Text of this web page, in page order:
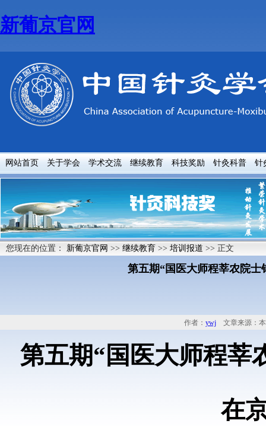
新葡京官网
网站首页 关于学会 学术交流 继续教育 科技奖励 针灸科普 针
您现在的位置： 新葡京官网 >> 继续教育 >> 培训报道 >> 正文
第五期“国医大师程莘农院
作者： ywj 文章来源：
第五期“国医大师程莘
在